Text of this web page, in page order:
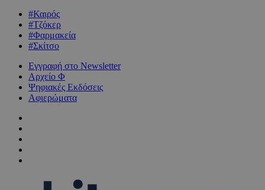
#Καιρός
#Τζόκερ
#Φαρμακεία
#Σκίτσο
Εγγραφή στο Newsletter
Αρχείο Φ
Ψηφιακές Εκδόσεις
Αφιερώματα